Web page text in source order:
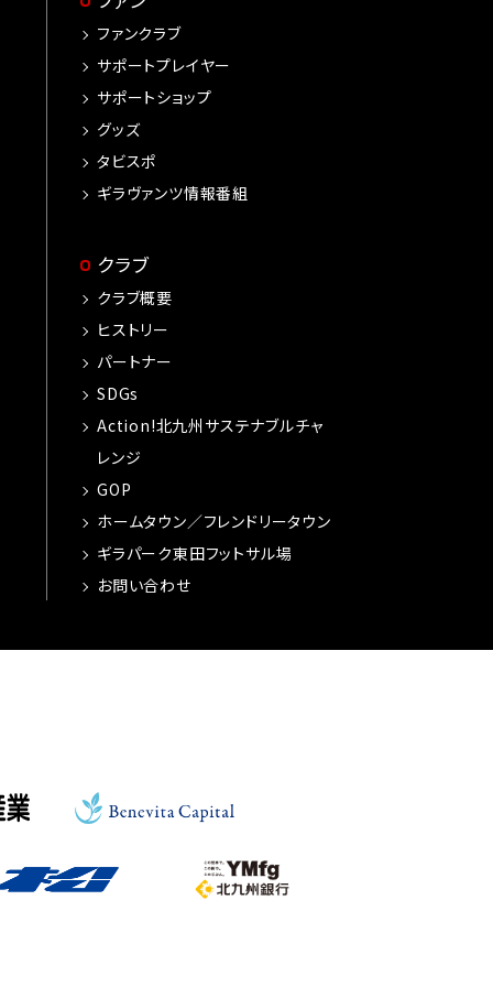
ファンクラブ
サポートプレイヤー
サポートショップ
グッズ
タビスポ
ギラヴァンツ情報番組
クラブ
クラブ概要
ヒストリー
パートナー
SDGs
Action!北九州サステナブルチャ
レンジ
GOP
ホームタウン／フレンドリータウン
ギラパーク東田フットサル場
お問い合わせ